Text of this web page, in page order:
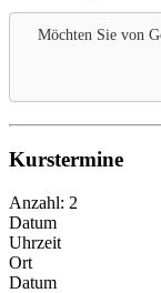
Möchten Sie von
Kurstermine
Anzahl: 2
Datum
Uhrzeit
Ort
Datum